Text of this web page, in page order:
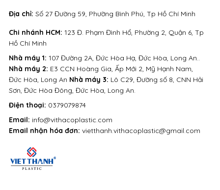
Địa chỉ: Số 27 Đường 59, Phường Bình Phú, Tp Hồ Chí Minh
Điện thoại: 0379079874
Email: info@vithacoplastic.com
Email nhận hóa đơn: vietthanh.vithacoplastic@gmail.com
Nhà máy 1: 107 Đường 2A, Đức Hòa Hạ, Đức Hòa, Long An..
Nhà máy 2: E3 CCN Hoàng Gia, Ấp Mới 2, Mỹ Hạnh Nam,
Đức Hòa, Long An Nhà máy 3: Lô C29, Đường số 8, CNN Hải
Sơn, Đức Hòa Đông, Đức Hòa, Long An.
Chi nhánh HCM: 123 Đ. Phạm Đình Hổ, Phường 2, Quận 6, Tp
Hồ Chí Minh